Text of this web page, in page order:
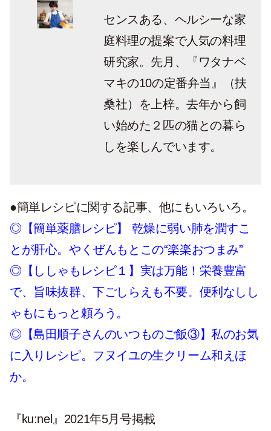
センスある、ヘルシーな家
庭料理の提案で人気の料理
研究家。先月、『ワタナベ
マキの10の定番弁当』（扶
桑社）を上梓。去年から飼
い始めた２匹の猫との暮ら
しを楽しんでいます。
●簡単レシピに関する記事、他にもいろいろ。
◎【簡単薬膳レシピ】 乾燥に弱い肺を潤すこ
とが肝心。やくぜんもとこの“楽楽おつまみ”
◎【ししゃもレシピ１】実は万能！栄養豊富
で、旨味抜群、下ごしらえも不要。便利なしし
ゃもにもっと頼ろう。
◎【島田順子さんのいつものご飯③】私のお気
に入りレシピ。フヌイユの生クリーム和えほ
か。
『ku:nel』2021年5月号掲載